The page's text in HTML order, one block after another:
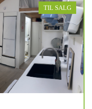
TIL SALG